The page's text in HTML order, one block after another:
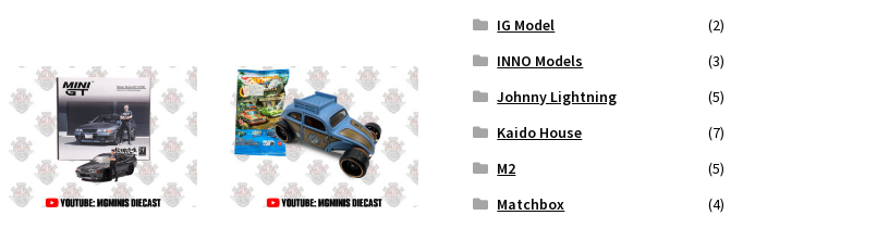
IG Model
(2)
INNO Models
(3)
Johnny Lightning
(5)
Kaido House
(7)
M2
(5)
Matchbox
(4)